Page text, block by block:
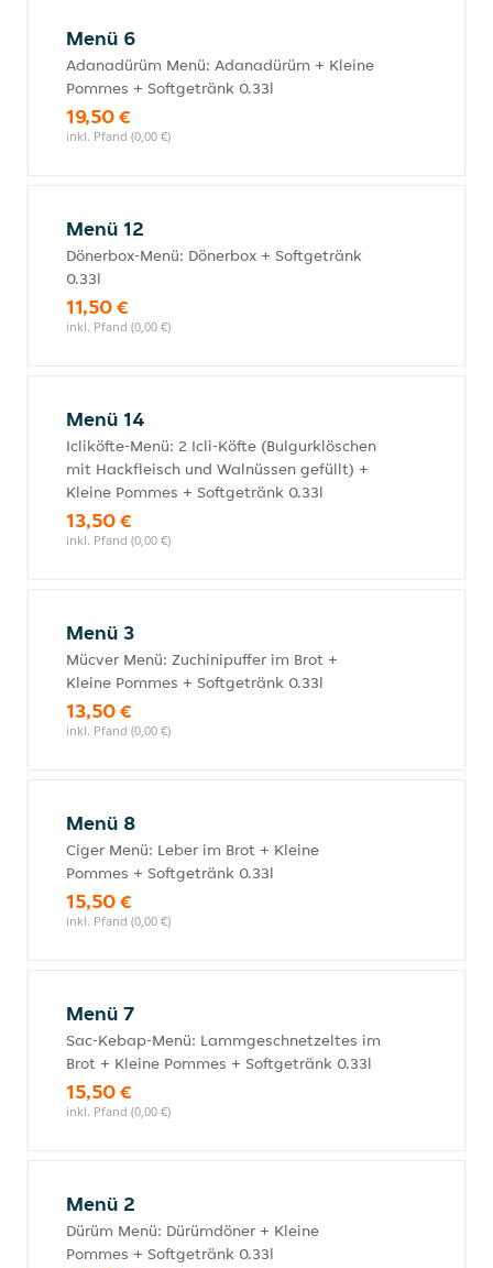
Menü 6
Adanadürüm Menü: Adanadürüm + Kleine
Pommes + Softgetränk 0.33l
19,50 €
inkl. Pfand (0,00 €)
Menü 12
Dönerbox-Menü: Dönerbox + Softgetränk
0.33l
11,50 €
inkl. Pfand (0,00 €)
Menü 14
Icliköfte-Menü: 2 Icli-Köfte (Bulgurklöschen
mit Hackfleisch und Walnüssen gefüllt) +
Kleine Pommes + Softgetränk 0.33l
13,50 €
inkl. Pfand (0,00 €)
Menü 3
Mücver Menü: Zuchinipuffer im Brot +
Kleine Pommes + Softgetränk 0.33l
13,50 €
inkl. Pfand (0,00 €)
Menü 8
Ciger Menü: Leber im Brot + Kleine
Pommes + Softgetränk 0.33l
15,50 €
inkl. Pfand (0,00 €)
Menü 7
Sac-Kebap-Menü: Lammgeschnetzeltes im
Brot + Kleine Pommes + Softgetränk 0.33l
15,50 €
inkl. Pfand (0,00 €)
Menü 2
Dürüm Menü: Dürümdöner + Kleine
Pommes + Softgetränk 0.33l